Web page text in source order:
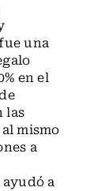
una
en el
las
mismo
a
a